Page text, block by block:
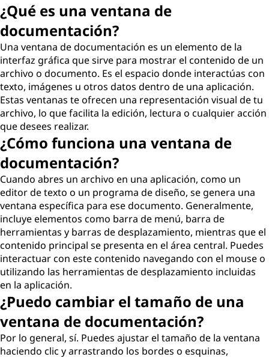
¿Qué es una ventana de
documentación?
Una ventana de documentación es un elemento de la
interfaz gráfica que sirve para mostrar el contenido de un
archivo o documento. Es el espacio donde interactúas con
texto, imágenes u otros datos dentro de una aplicación.
Estas ventanas te ofrecen una representación visual de tu
archivo, lo que facilita la edición, lectura o cualquier acción
que desees realizar.
¿Cómo funciona una ventana de
documentación?
Cuando abres un archivo en una aplicación, como un
editor de texto o un programa de diseño, se genera una
ventana específica para ese documento. Generalmente,
incluye elementos como barra de menú, barra de
herramientas y barras de desplazamiento, mientras que el
contenido principal se presenta en el área central. Puedes
interactuar con este contenido navegando con el mouse o
utilizando las herramientas de desplazamiento incluidas
en la aplicación.
¿Puedo cambiar el tamaño de una
ventana de documentación?
Por lo general, sí. Puedes ajustar el tamaño de la ventana
haciendo clic y arrastrando los bordes o esquinas,